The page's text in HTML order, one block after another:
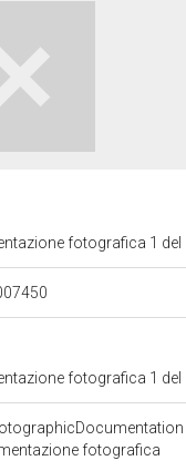
fotografica 1
fotografica 1
fotografica